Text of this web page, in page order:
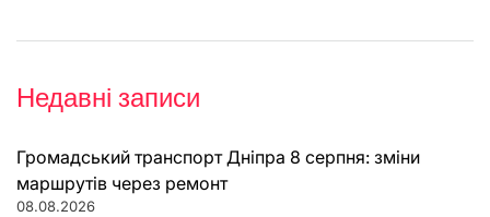
Недавні записи
Громадський транспорт Дніпра 8 серпня: зміни
маршрутів через ремонт
08.08.2026